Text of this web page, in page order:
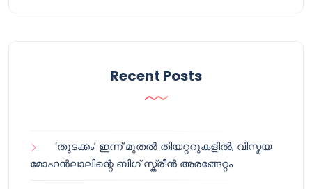
Recent Posts
‘തുടക്കം’ ഇന്ന് മുതൽ തിയറ്ററുകളിൽ; വിസ്മയ
മോഹൻലാലിന്റെ ബിഗ് സ്ക്രീൻ അരങ്ങേറ്റം